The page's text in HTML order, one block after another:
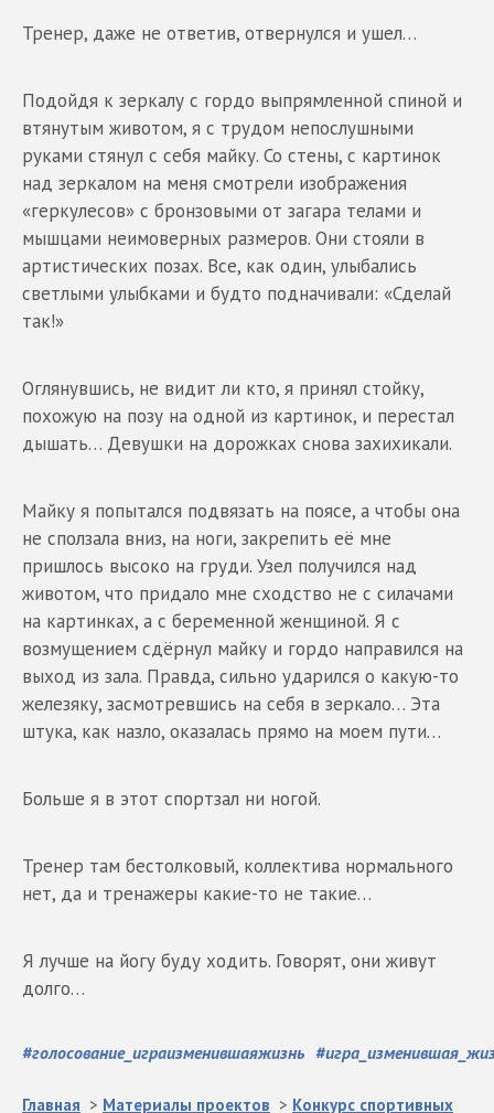
Тренер, даже не ответив, отвернулся и ушел…
Подойдя к зеркалу с гордо выпрямленной спиной и
втянутым животом, я с трудом непослушными
руками стянул с себя майку. Со стены, с картинок
над зеркалом на меня смотрели изображения
«геркулесов» с бронзовыми от загара телами и
мышцами неимоверных размеров. Они стояли в
артистических позах. Все, как один, улыбались
светлыми улыбками и будто подначивали: «Сделай
так!»
Оглянувшись, не видит ли кто, я принял стойку,
похожую на позу на одной из картинок, и перестал
дышать… Девушки на дорожках снова захихикали.
Майку я попытался подвязать на поясе, а чтобы она
не сползала вниз, на ноги, закрепить её мне
пришлось высоко на груди. Узел получился над
животом, что придало мне сходство не с силачами
на картинках, а с беременной женщиной. Я с
возмущением сдёрнул майку и гордо направился на
выход из зала. Правда, сильно ударился о какую-то
железяку, засмотревшись на себя в зеркало… Эта
штука, как назло, оказалась прямо на моем пути…
Больше я в этот спортзал ни ногой.
Тренер там бестолковый, коллектива нормального
нет, да и тренажеры какие-то не такие…
Я лучше на йогу буду ходить. Говорят, они живут
долго…
#голосование_играизменившаяжизнь #
Главная > Материалы проектов > Конкурс спортивных